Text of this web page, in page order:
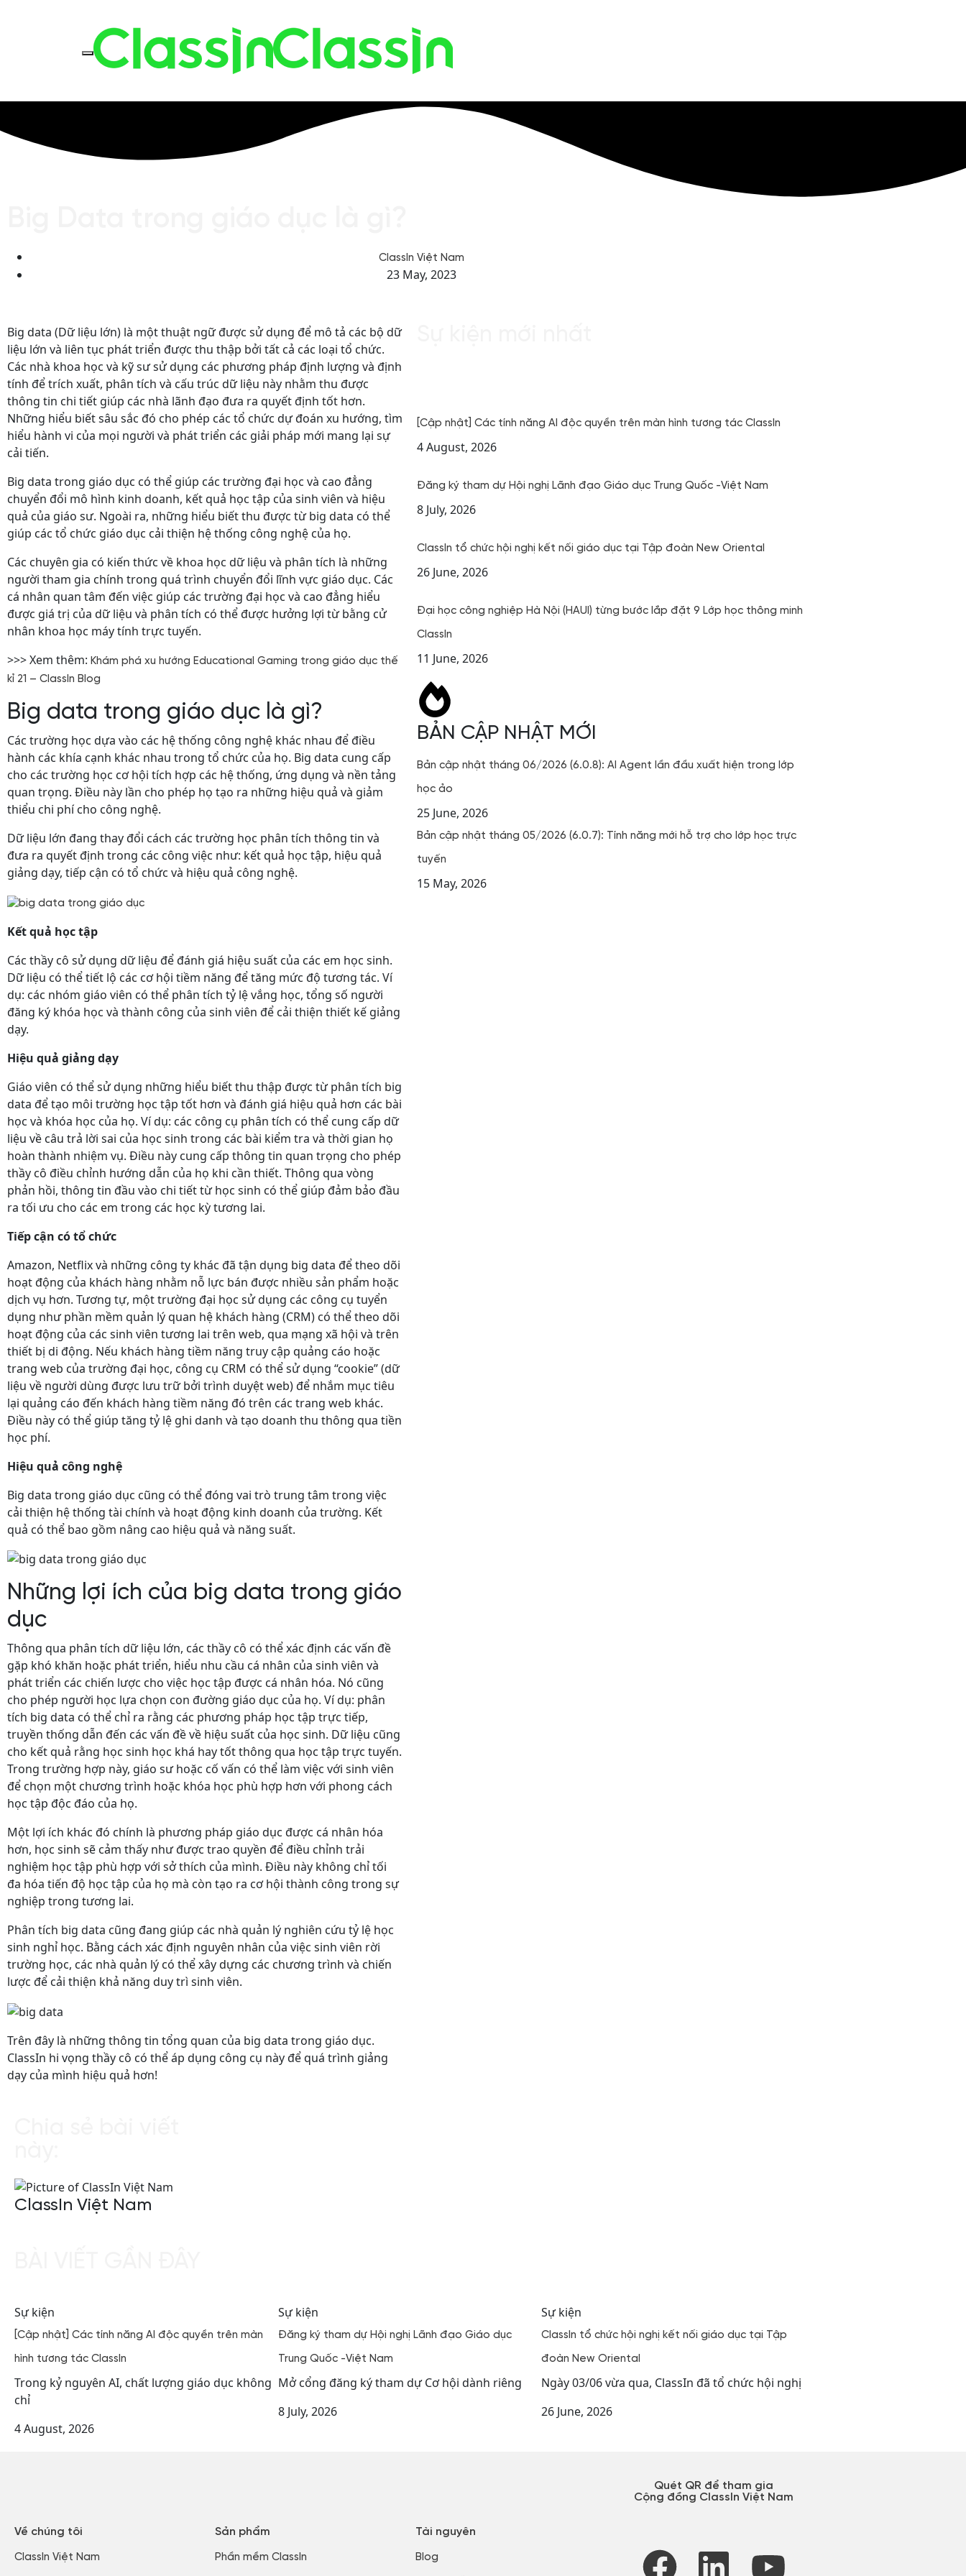
ClassIn Việt Nam
23 May, 2023
Big data (Dữ liệu lớn) là một thuật ngữ được sử dụng để mô tả các bộ dữ
liệu lớn và liên tục phát triển được thu thập bởi tất cả các loại tổ chức.
Các nhà khoa học và kỹ sư sử dụng các phương pháp định lượng và định
tính để trích xuất, phân tích và cấu trúc dữ liệu này nhằm thu được
thông tin chi tiết giúp các nhà lãnh đạo đưa ra quyết định tốt hơn.
Những hiểu biết sâu sắc đó cho phép các tổ chức dự đoán xu hướng, tìm
hiểu hành vi của mọi người và phát triển các giải pháp mới mang lại sự
cải tiến.
Big data trong giáo dục có thể giúp các trường đại học và cao đẳng
chuyển đổi mô hình kinh doanh, kết quả học tập của sinh viên và hiệu
quả của giáo sư. Ngoài ra, những hiểu biết thu được từ big data có thể
giúp các tổ chức giáo dục cải thiện hệ thống công nghệ của họ.
Các chuyên gia có kiến thức về khoa học dữ liệu và phân tích là những
người tham gia chính trong quá trình chuyển đổi lĩnh vực giáo dục. Các
cá nhân quan tâm đến việc giúp các trường đại học và cao đẳng hiểu
được giá trị của dữ liệu và phân tích có thể được hưởng lợi từ bằng cử
nhân khoa học máy tính trực tuyến.
>>> Xem thêm: Khám phá xu hướng Educational Gaming trong giáo dục thế
kỉ 21 – ClassIn Blog
Big data trong giáo dục là gì?
Các trường học dựa vào các hệ thống công nghệ khác nhau để điều
hành các khía cạnh khác nhau trong tổ chức của họ. Big data cung cấp
cho các trường học cơ hội tích hợp các hệ thống, ứng dụng và nền tảng
quan trọng. Điều này lần cho phép họ tạo ra những hiệu quả và giảm
thiểu chi phí cho công nghệ.
Dữ liệu lớn đang thay đổi cách các trường học phân tích thông tin và
đưa ra quyết định trong các công việc như: kết quả học tập, hiệu quả
giảng dạy, tiếp cận có tổ chức và hiệu quả công nghệ.
Kết quả học tập
Các thầy cô sử dụng dữ liệu để đánh giá hiệu suất của các em học sinh.
Dữ liệu có thể tiết lộ các cơ hội tiềm năng để tăng mức độ tương tác. Ví
dụ: các nhóm giáo viên có thể phân tích tỷ lệ vắng học, tổng số người
đăng ký khóa học và thành công của sinh viên để cải thiện thiết kế giảng
dạy.
Hiệu quả giảng dạy
Giáo viên có thể sử dụng những hiểu biết thu thập được từ phân tích big
data để tạo môi trường học tập tốt hơn và đánh giá hiệu quả hơn các bài
học và khóa học của họ. Ví dụ: các công cụ phân tích có thể cung cấp dữ
liệu về câu trả lời sai của học sinh trong các bài kiểm tra và thời gian họ
hoàn thành nhiệm vụ. Điều này cung cấp thông tin quan trọng cho phép
thầy cô điều chỉnh hướng dẫn của họ khi cần thiết. Thông qua vòng
phản hồi, thông tin đầu vào chi tiết từ học sinh có thể giúp đảm bảo đầu
ra tối ưu cho các em trong các học kỳ tương lai.
Tiếp cận có tổ chức
Amazon, Netflix và những công ty khác đã tận dụng big data để theo dõi
hoạt động của khách hàng nhằm nỗ lực bán được nhiều sản phẩm hoặc
dịch vụ hơn. Tương tự, một trường đại học sử dụng các công cụ tuyển
dụng như phần mềm quản lý quan hệ khách hàng (CRM) có thể theo dõi
hoạt động của các sinh viên tương lai trên web, qua mạng xã hội và trên
thiết bị di động. Nếu khách hàng tiềm năng truy cập quảng cáo hoặc
trang web của trường đại học, công cụ CRM có thể sử dụng “cookie” (dữ
liệu về người dùng được lưu trữ bởi trình duyệt web) để nhắm mục tiêu
lại quảng cáo đến khách hàng tiềm năng đó trên các trang web khác.
Điều này có thể giúp tăng tỷ lệ ghi danh và tạo doanh thu thông qua tiền
học phí.
Hiệu quả công nghệ
Big data trong giáo dục cũng có thể đóng vai trò trung tâm trong việc
cải thiện hệ thống tài chính và hoạt động kinh doanh của trường. Kết
quả có thể bao gồm nâng cao hiệu quả và năng suất.
Những lợi ích của big data trong giáo
dục
Thông qua phân tích dữ liệu lớn, các thầy cô có thể xác định các vấn đề
gặp khó khăn hoặc phát triển, hiểu nhu cầu cá nhân của sinh viên và
phát triển các chiến lược cho việc học tập được cá nhân hóa. Nó cũng
cho phép người học lựa chọn con đường giáo dục của họ. Ví dụ: phân
tích big data có thể chỉ ra rằng các phương pháp học tập trực tiếp,
truyền thống dẫn đến các vấn đề về hiệu suất của học sinh. Dữ liệu cũng
cho kết quả rằng học sinh học khá hay tốt thông qua học tập trực tuyến.
Trong trường hợp này, giáo sư hoặc cố vấn có thể làm việc với sinh viên
để chọn một chương trình hoặc khóa học phù hợp hơn với phong cách
học tập độc đáo của họ.
Một lợi ích khác đó chính là phương pháp giáo dục được cá nhân hóa
hơn, học sinh sẽ cảm thấy như được trao quyền để điều chỉnh trải
nghiệm học tập phù hợp với sở thích của mình. Điều này không chỉ tối
đa hóa tiến độ học tập của họ mà còn tạo ra cơ hội thành công trong sự
nghiệp trong tương lai.
Phân tích big data cũng đang giúp các nhà quản lý nghiên cứu tỷ lệ học
sinh nghỉ học. Bằng cách xác định nguyên nhân của việc sinh viên rời
trường học, các nhà quản lý có thể xây dựng các chương trình và chiến
lược để cải thiện khả năng duy trì sinh viên.
Trên đây là những thông tin tổng quan của big data trong giáo dục.
ClassIn hi vọng thầy cô có thể áp dụng công cụ này để quá trình giảng
dạy của mình hiệu quả hơn!
ClassIn Việt Nam
[Cập nhật] Các tính năng AI độc quyền trên màn hình tương tác ClassIn
4 August, 2026
Đăng ký tham dự Hội nghị Lãnh đạo Giáo dục Trung Quốc -Việt Nam
8 July, 2026
ClassIn tổ chức hội nghị kết nối giáo dục tại Tập đoàn New Oriental
26 June, 2026
Đại học công nghiệp Hà Nội (HAUI) từng bước lắp đặt 9 Lớp học thông minh
ClassIn
11 June, 2026
BẢN CẬP NHẬT MỚI
Bản cập nhật tháng 06/2026 (6.0.8): AI Agent lần đầu xuất hiện trong lớp
học ảo
25 June, 2026
Bản cập nhật tháng 05/2026 (6.0.7): Tính năng mới hỗ trợ cho lớp học trực
tuyến
15 May, 2026
Sự kiện
[Cập nhật] Các tính năng AI độc quyền trên màn
hình tương tác ClassIn
Trong kỷ nguyên AI, chất lượng giáo dục không
chỉ
4 August, 2026
Sự kiện
Đăng ký tham dự Hội nghị Lãnh đạo Giáo dục
Trung Quốc -Việt Nam
Mở cổng đăng ký tham dự Cơ hội dành riêng
8 July, 2026
Sự kiện
ClassIn tổ chức hội nghị kết nối giáo dục tại Tập
đoàn New Oriental
Ngày 03/06 vừa qua, ClassIn đã tổ chức hội nghị
26 June, 2026
Về chúng tôi
ClassIn Việt Nam​
Sản phẩm
Phần mềm ClassIn
Tài nguyên
Blog​
Quét QR để tham gia
Cộng đồng ClassIn Việt Nam